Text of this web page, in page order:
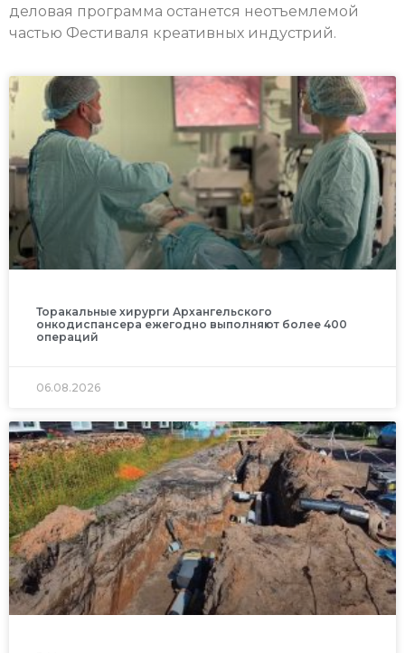
деловая программа останется неотъемлемой
частью Фестиваля креативных индустрий.
Торакальные хирурги Архангельского
онкодиспансера ежегодно выполняют более 400
операций
06.08.2026